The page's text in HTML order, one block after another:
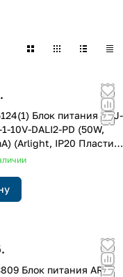
Блок питания ARJ-
10V-DALI2-PD (50W,
(Arlight, IP20 Пластик,
Блок питания ARJ-